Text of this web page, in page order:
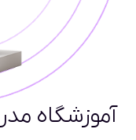
آموزشگاه